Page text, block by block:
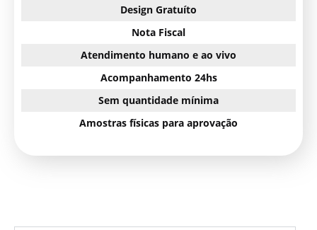
Design Gratuíto
Nota Fiscal
Atendimento humano e ao vivo
Acompanhamento 24hs
Sem quantidade mínima
Amostras físicas para aprovação